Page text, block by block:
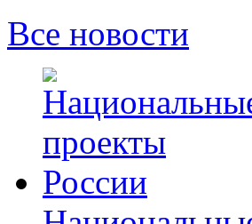
Все новости